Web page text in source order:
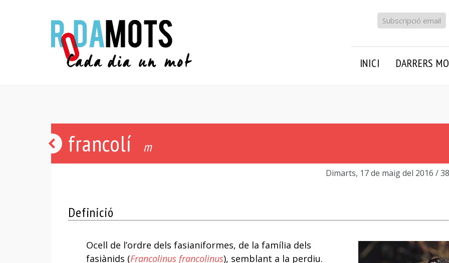
Subscripció email
INICI DARRERS
francolí m
Dimarts, 17 de maig del 2016 /
Definició
Ocell de l’ordre dels fasianiformes, de la família dels
fasiànids (Francolinus francolinus), semblant a la perdiu.
estornell